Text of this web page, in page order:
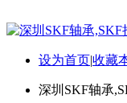
设为首页|收藏
深圳SKF轴承